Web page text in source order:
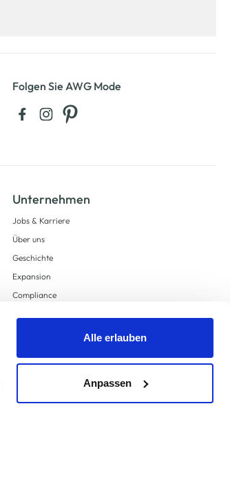
Alle erlauben
Anpassen
Folgen Sie AWG Mode
Unternehmen
Jobs & Karriere
Über uns
Geschichte
Expansion
Compliance
Supply Chain Due Diligence